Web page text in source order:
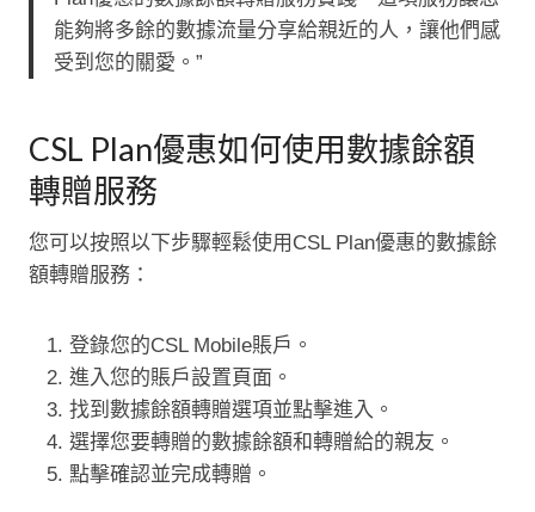
能夠將多餘的數據流量分享給親近的人，讓他們感
受到您的關愛。”
CSL Plan優惠如何使用數據餘額
轉贈服務
您可以按照以下步驟輕鬆使用CSL Plan優惠的數據餘
額轉贈服務：
登錄您的CSL Mobile賬戶。
進入您的賬戶設置頁面。
找到數據餘額轉贈選項並點擊進入。
選擇您要轉贈的數據餘額和轉贈給的親友。
點擊確認並完成轉贈。